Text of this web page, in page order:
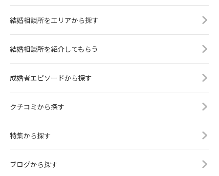
結婚相談所をエリアから探す
結婚相談所を紹介してもらう
成婚者エピソードから探す
クチコミから探す
特集から探す
ブログから探す